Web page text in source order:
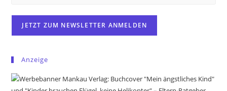
Anzeige